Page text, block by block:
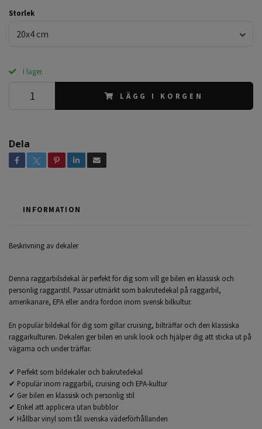
Storlek
20x4 cm
I lager.
LÄGG I KORGEN
Dela
INFORMATION
Beskrivning av dekaler
Denna raggarbilsdekal är perfekt för dig som vill ge bilen en klassisk och
personlig raggarstil. Passar utmärkt som bakrutedekal på raggarbil,
amerikanare, EPA eller andra fordon inom svensk bilkultur.
En populär bildekal för dig som gillar cruising, bilträffar och den klassiska
raggarkulturen. Dekalen ger bilen en unik look och hjälper dig att sticka ut på
vägarna och under träffar.
✔ Perfekt som bildekaler och bakrutedekal
✔ Populär inom raggarbil, cruising och EPA-kultur
✔ Ger bilen en klassisk och personlig stil
✔ Enkel att applicera utan bubblor
✔ Hållbar vinyl som tål svenska väderförhållanden